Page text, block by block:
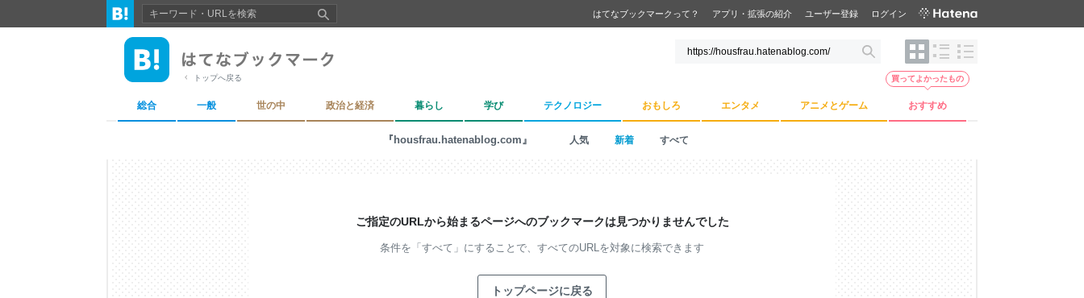
はてなブックマークって？ アプリ・拡張の紹介 ユーザー登録 ログイン
トップへ戻る
総合 一般 世の中 政治と経済 暮らし 学び テクノロジー おもしろ エンタメ アニメとゲーム おすすめ
買ってよかったもの
『housfrau.hatenablog.com』 人気 新着 すべて
ご指定のURLから始まるページへのブックマークは見つかりませんでした
条件を「すべて」にすることで、 すべてのURLを対象に検索できます
トップページに戻る